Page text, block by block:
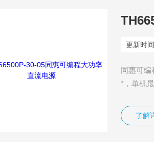
更新时间
同惠可
*，单机
波形！具
了解